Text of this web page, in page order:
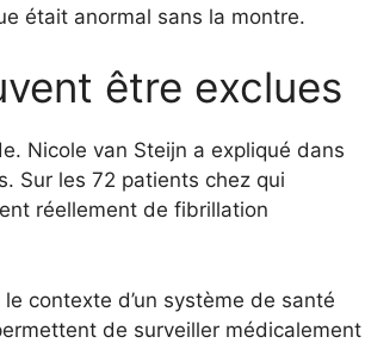
était anormal sans la montre.
être exclues
Nicole van Steijn a expliqué dans
Sur les 72 patients chez qui
réellement de fibrillation
contexte d’un système de santé
de surveiller médicalement